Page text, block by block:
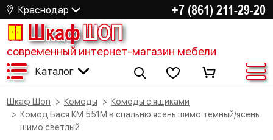
Краснодар +7 (861) 211-29-20
ШкафШОП
современный интернет-магазин мебели
Каталог
Шкаф Шоп Комоды
Комоды с ящиками
Комод Бася КМ 551М в спальню ясень шимо темный/ясень
шимо светлый